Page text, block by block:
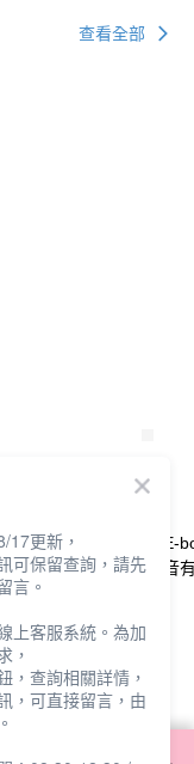
查看全部
氣循
【廠商直送】E-
三段切換超靜音
式之詳情，及若您不希
17更新，
可保留查詢，請先
言。
上客服系統。為加
，
，查詢相關詳情，
，可直接留言，由